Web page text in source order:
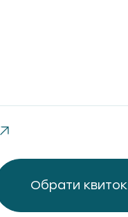
Обрати квиток